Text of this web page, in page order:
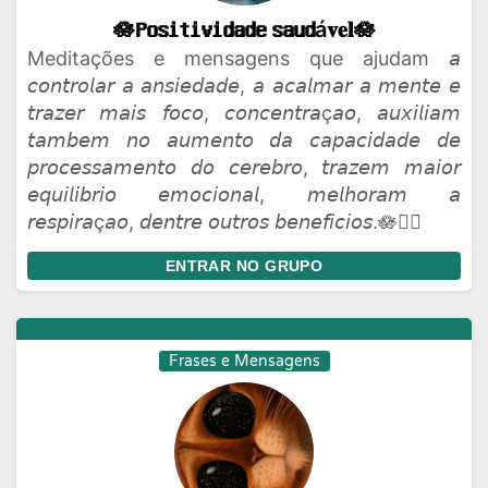
🪷𝐏𝐨𝐬𝐢𝐭𝐢𝐯𝐢𝐝𝐚𝐝𝐞 𝐬𝐚𝐮𝐝á𝐯𝐞𝐥🪷
Meditações e mensagens que ajudam 𝘢
𝘤𝘰𝘯𝘵𝘳𝘰𝘭𝘢𝘳 𝘢 𝘢𝘯𝘴𝘪𝘦𝘥𝘢𝘥𝘦, 𝘢 𝘢𝘤𝘢𝘭𝘮𝘢𝘳 𝘢 𝘮𝘦𝘯𝘵𝘦 𝘦
𝘵𝘳𝘢𝘻𝘦𝘳 𝘮𝘢𝘪𝘴 𝘧𝘰𝘤𝘰, 𝘤𝘰𝘯𝘤𝘦𝘯𝘵𝘳𝘢ç𝘢𝘰, 𝘢𝘶𝘹𝘪𝘭𝘪𝘢𝘮
𝘵𝘢𝘮𝘣𝘦𝘮 𝘯𝘰 𝘢𝘶𝘮𝘦𝘯𝘵𝘰 𝘥𝘢 𝘤𝘢𝘱𝘢𝘤𝘪𝘥𝘢𝘥𝘦 𝘥𝘦
𝘱𝘳𝘰𝘤𝘦𝘴𝘴𝘢𝘮𝘦𝘯𝘵𝘰 𝘥𝘰 𝘤𝘦𝘳𝘦𝘣𝘳𝘰, 𝘵𝘳𝘢𝘻𝘦𝘮 𝘮𝘢𝘪𝘰𝘳
𝘦𝘲𝘶𝘪𝘭𝘪𝘣𝘳𝘪𝘰 𝘦𝘮𝘰𝘤𝘪𝘰𝘯𝘢𝘭, 𝘮𝘦𝘭𝘩𝘰𝘳𝘢𝘮 𝘢
𝘳𝘦𝘴𝘱𝘪𝘳𝘢ç𝘢𝘰, 𝘥𝘦𝘯𝘵𝘳𝘦 𝘰𝘶𝘵𝘳𝘰𝘴 𝘣𝘦𝘯𝘦𝘧𝘪𝘤𝘪𝘰𝘴.🪷🧘‍♀️
ENTRAR NO GRUPO
Frases e Mensagens